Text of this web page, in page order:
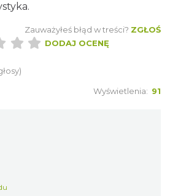
Zauważyłeś błąd w treści? ZGŁOŚ
DODAJ OCENĘ
Wyświetlenia: 91